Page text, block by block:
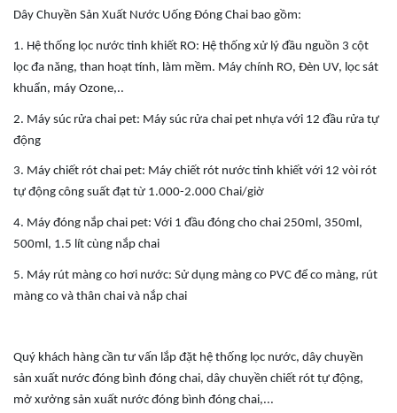
Dây Chuyền Sản Xuất Nước Uống Đóng Chai bao gồm:
1. Hệ thống lọc nước tinh khiết RO: Hệ thống xử lý đầu nguồn 3 cột
lọc đa năng, than hoạt tính, làm mềm. Máy chính RO, Đèn UV, lọc sát
khuẩn, máy Ozone,..
2. Máy súc rửa chai pet: Máy súc rửa chai pet nhựa với 12 đầu rửa tự
động
3. Máy chiết rót chai pet: Máy chiết rót nước tinh khiết với 12 vòi rót
tự động công suất đạt từ 1.000-2.000 Chai/giờ
4. Máy đóng nắp chai pet: Với 1 đầu đóng cho chai 250ml, 350ml,
500ml, 1.5 lít cùng nắp chai
5. Máy rút màng co hơi nước: Sử dụng màng co PVC để co màng, rút
màng co và thân chai và nắp chai
Quý khách hàng cần tư vấn lắp đặt hệ thống lọc nước, dây chuyền
sản xuất nước đóng bình đóng chai, dây chuyền chiết rót tự động,
mở xưởng sản xuất nước đóng bình đóng chai,...